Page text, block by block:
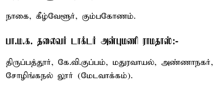
நாகை, கீழ்வேளூர், கும்பகோணம்.
பா.ம.க. தலைவர் டாக்டர் அன்புமணி ராமதாஸ்:-
திருப்பத்தூர், கே.வி.குப்பம், மதுரவாயல், அண்ணாநகர்,
சோழிங்கநல் லூர் (மேடவாக்கம்).